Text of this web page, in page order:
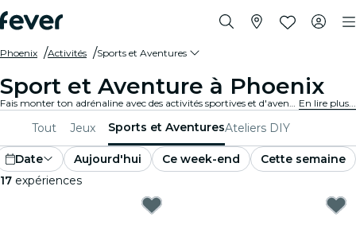
Phoenix Activités Sports et Aventures
Sport et Aventure à Phoenix
Fais monter ton adrénaline avec des activités sportives et d'aventure palpitantes à Phoenix. Que tu sois adepte de la randonnée, de l'escalade ou des sports extrêmes, nous avons ce qu'il te faut. En lire plus...
Tout Jeux Sports et AventuresAteliers DIY
Date Aujourd'hui Ce week-end
Cette semaine
17 expériences